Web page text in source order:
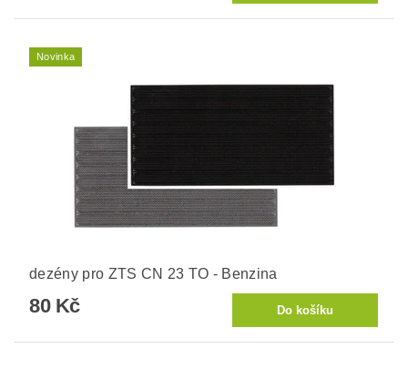
Novinka
dezény pro ZTS CN 23 TO - Benzina
80 Kč